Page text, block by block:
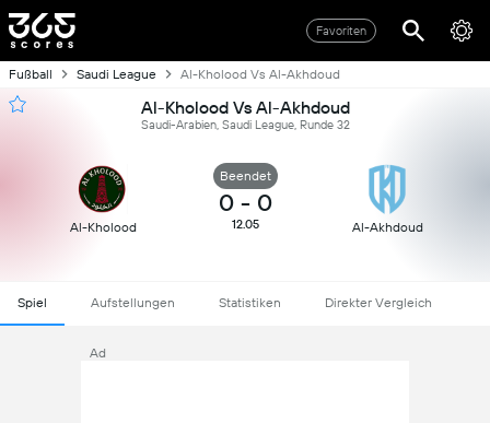
Favoriten
Fußball Saudi League Al-Kholood Vs Al-Akhdoud
Al-Kholood Vs Al-Akhdoud
Saudi-Arabien, Saudi League, Runde 32
Al-Kholood
Beendet
0 - 0
12.05 Al-Akhdoud
Spiel Aufstellungen Statistiken Direkter Vergleich
Ad